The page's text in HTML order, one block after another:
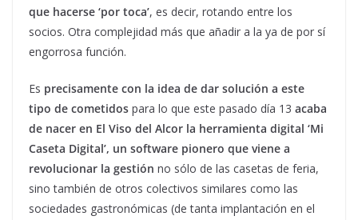
que hacerse ‘por toca’, es decir, rotando entre los
socios. Otra complejidad más que añadir a la ya de por sí
engorrosa función.
Es precisamente con la idea de dar solución a este
tipo de cometidos para lo que este pasado día 13 acaba
de nacer en El Viso del Alcor la herramienta digital ‘Mi
Caseta Digital’, un software pionero que viene a
revolucionar la gestión no sólo de las casetas de feria,
sino también de otros colectivos similares como las
sociedades gastronómicas (de tanta implantación en el